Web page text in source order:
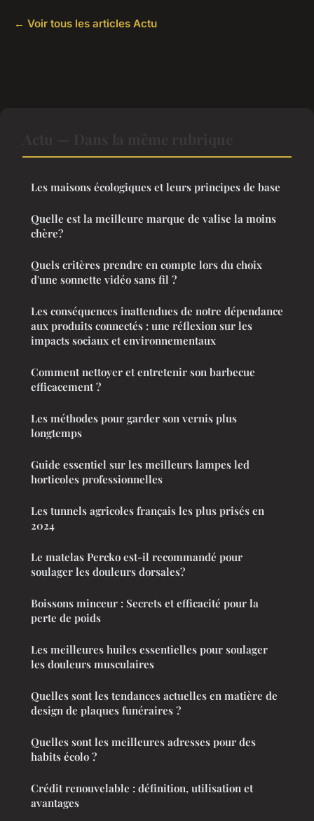
← Voir tous les articles Actu
Les maisons écologiques et leurs principes de base
Quelle est la meilleure marque de valise la moins
chère?
Quels critères prendre en compte lors du choix
d'une sonnette vidéo sans fil ?
Les conséquences inattendues de notre dépendance
aux produits connectés : une réflexion sur les
impacts sociaux et environnementaux
Comment nettoyer et entretenir son barbecue
efficacement ?
Les méthodes pour garder son vernis plus
longtemps
Guide essentiel sur les meilleurs lampes led
horticoles professionnelles
Les tunnels agricoles français les plus prisés en
2024
Le matelas Percko est-il recommandé pour
soulager les douleurs dorsales?
Boissons minceur : Secrets et efficacité pour la
perte de poids
Les meilleures huiles essentielles pour soulager
les douleurs musculaires
Quelles sont les tendances actuelles en matière de
design de plaques funéraires ?
Quelles sont les meilleures adresses pour des
habits écolo ?
Crédit renouvelable : définition, utilisation et
avantages